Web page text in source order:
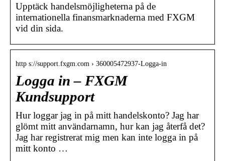
Upptäck handelsmöjligheterna på de
internationella finansmarknaderna med FXGM
vid din sida.
http s://support.fxgm.com › 360005472937-Logga-in
Logga in – FXGM
Kundsupport
Hur loggar jag in på mitt handelskonto? Jag har
glömt mitt användarnamn, hur kan jag återfå det?
Jag har registrerat mig men kan inte logga in på
mitt konto …